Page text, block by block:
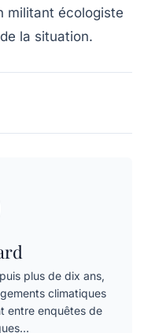
militant écologiste
la situation.
plus de dix ans,
climatiques
entre enquêtes de